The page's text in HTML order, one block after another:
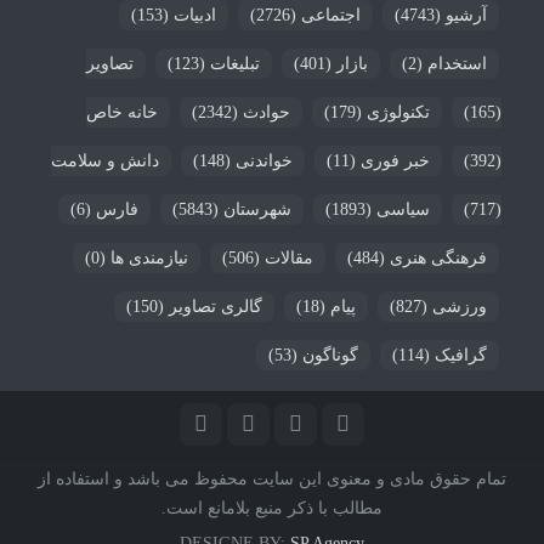
آرشیو (4743) اجتماعی (2726) ادبیات (153)
استخدام (2) بازار (401) تبلیغات (123) تصاویر
(165) تکنولوژی (179) حوادث (2342) خانه خاص
(392) خبر فوری (11) خواندنی (148) دانش و سلامت
(717) سیاسی (1893) شهرستان (5843) فارس (6)
فرهنگی هنری (484) مقالات (506) نیازمندی ها (0)
ورزشی (827) پیام (18) گالری تصاویر (150)
گرافیک (114) گوناگون (53)
تمام حقوق مادی و معنوی این سایت محفوظ می باشد و استفاده از
مطالب با ذکر منبع بلامانع است.